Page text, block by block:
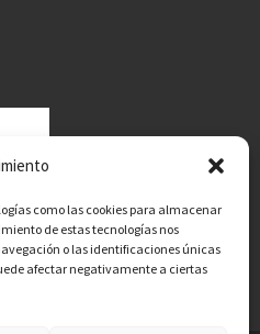
como las cookies para almacenar
de estas tecnologías nos
o las identificaciones únicas
afectar negativamente a ciertas